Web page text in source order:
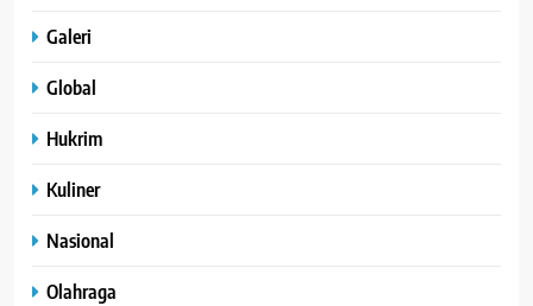
Galeri
Global
Hukrim
Kuliner
Nasional
Olahraga